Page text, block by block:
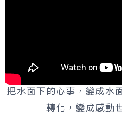
把水面下的心事，變成水
轉化，變成感動